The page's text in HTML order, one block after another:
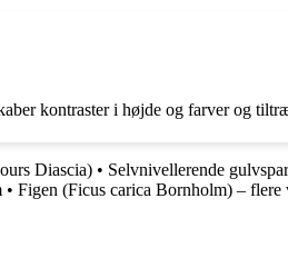
kontraster i højde og farver og
Diascia) • Selvnivellerende
• Figen (Ficus carica Bornholm) – flere